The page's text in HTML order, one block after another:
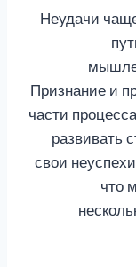
Неудачи
Признание и
части
развивать
свои
что